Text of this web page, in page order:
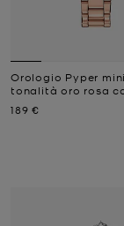
Orologio Pyper
tonalità oro rosa
Prezzo attuale
189 €